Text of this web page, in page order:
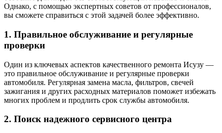
Однако, с помощью экспертных советов от профессионалов,
вы сможете справиться с этой задачей более эффективно.
1. Правильное обслуживание и регулярные
проверки
Один из ключевых аспектов качественного ремонта Исузу —
это правильное обслуживание и регулярные проверки
автомобиля. Регулярная замена масла, фильтров, свечей
зажигания и других расходных материалов поможет избежать
многих проблем и продлить срок службы автомобиля.
2. Поиск надежного сервисного центра